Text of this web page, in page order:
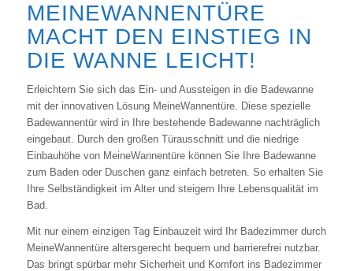
MEINEWANNENTÜRE
MACHT DEN EINSTIEG IN
DIE WANNE LEICHT!
Erleichtern Sie sich das Ein- und Aussteigen in die Badewanne
mit der innovativen Lösung MeineWannentüre. Diese spezielle
Badewannentür wird in Ihre bestehende Badewanne nachträglich
eingebaut. Durch den großen Türausschnitt und die niedrige
Einbauhöhe von MeineWannentüre können Sie Ihre Badewanne
zum Baden oder Duschen ganz einfach betreten. So erhalten Sie
Ihre Selbständigkeit im Alter und steigern Ihre Lebensqualität im
Bad.
Mit nur einem einzigen Tag Einbauzeit wird Ihr Badezimmer durch
MeineWannentüre altersgerecht bequem und barrierefrei nutzbar.
Das bringt spürbar mehr Sicherheit und Komfort ins Badezimmer